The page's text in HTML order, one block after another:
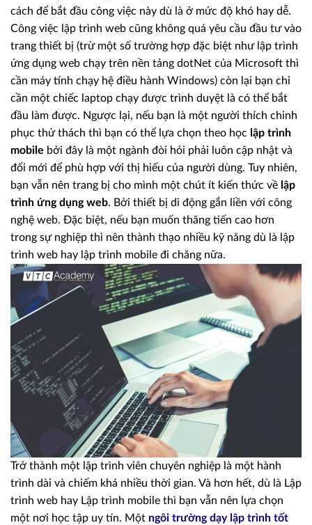
cách để bắt đầu công việc này dù là ở mức độ khó hay dễ.
Công việc lập trình web cũng không quá yêu cầu đầu tư vào
trang thiết bị (trừ một số trường hợp đặc biệt như lập trình
ứng dụng web chạy trên nền tảng dotNet của Microsoft thì
cần máy tính chạy hệ điều hành Windows) còn lại bạn chỉ
cần một chiếc laptop chạy được trình duyệt là có thể bắt
đầu làm được. Ngược lại, nếu bạn là một người thích chinh
phục thử thách thì bạn có thể lựa chọn theo học lập trình
mobile bởi đây là một ngành đòi hỏi phải luôn cập nhật và
đổi mới để phù hợp với thị hiếu của người dùng. Tuy nhiên,
bạn vẫn nên trang bị cho mình một chút ít kiến thức về lập
trình ứng dụng web. Bởi thiết bị di động gắn liền với công
nghệ web. Đặc biệt, nếu bạn muốn thăng tiến cao hơn
trong sự nghiệp thì nên thành thạo nhiều kỹ năng dù là lập
trình web hay lập trình mobile đi chăng nữa.
Trở thành một lập trình viên chuyên nghiệp là một hành
trình dài và chiếm khá nhiều thời gian. Và hơn hết, dù là Lập
trình web hay Lập trình mobile thì bạn vẫn nên lựa chọn
một nơi học tập uy tín. Một ngôi trường dạy lập trình tốt